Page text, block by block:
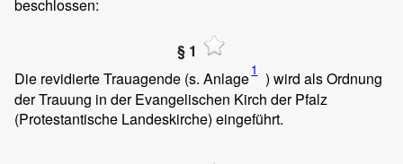
beschlossen:
§ 1
Die revidierte Trauagende (s. Anlage1 ) wird als Ordnung
der Trauung in der Evangelischen Kirch der Pfalz
(Protestantische Landeskirche) eingeführt.